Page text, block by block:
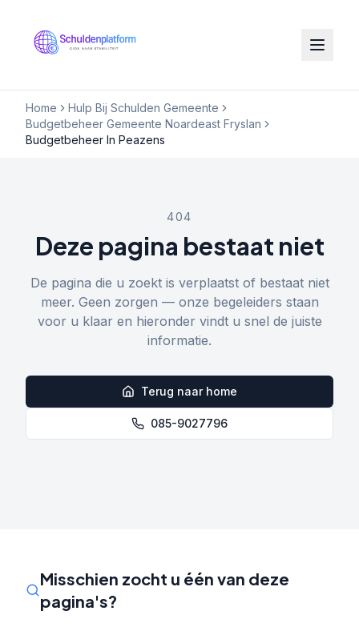
Home
Hulp Bij Schulden Gemeente
Budgetbeheer Gemeente Noardeast Fryslan
Budgetbeheer In Peazens
404
Deze pagina bestaat niet
De pagina die u zoekt is verplaatst of bestaat niet
meer. Geen zorgen — onze begeleiders staan
voor u klaar en hieronder vindt u snel de juiste
informatie.
Terug naar home
085-9027796
Misschien zocht u één van deze
pagina's?